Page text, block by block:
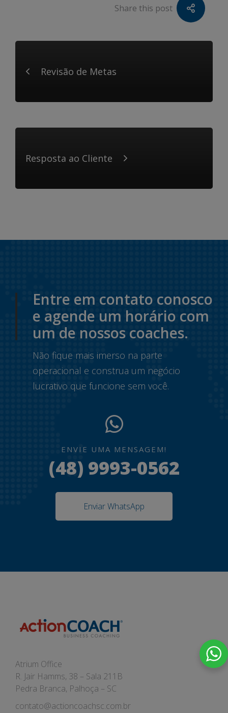
Share this post
Revisão de Metas
Resposta ao Cliente
Entre em contato conosco
e agende um horário com
um de nossos coaches.
Não fique mais imerso na parte
operacional e construa um negócio
lucrativo que funcione sem você.
ENVIE UMA MENSAGEM!
(48) 9993-0562
Enviar WhatsApp
Atrium Office
R. Jair Hamms, 38 – Sala 211B
Pedra Branca, Palhoça – SC
contato@actioncoachsc.com.br